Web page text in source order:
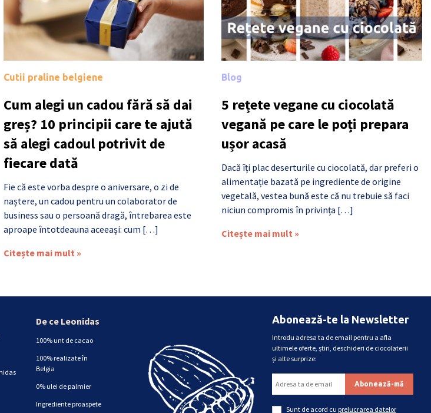
Cutii praline belgiene
Cum alegi un cadou fără să dai
greș? 10 principii care te ajută
să alegi cadoul potrivit de
fiecare dată
Fie că este vorba despre o aniversare, o zi de
naștere, un cadou pentru un colaborator de
business sau o persoană dragă, întrebarea este
aproape întotdeauna aceeași: cum […]
Citește mai mult »
Blog
5 rețete vegane cu ciocolată
vegană pe care le poți prepara
ușor acasă
Dacă îți plac deserturile cu ciocolată, dar preferi o
alimentație bazată pe ingrediente de origine
vegetală, vestea bună este că nu trebuie să faci
niciun compromis în privința […]
Citește mai mult »
De ce Leonidas
100% unt de cacao
100% realizate în
Belgia
0% ulei de palmier
Ingrediente proaspete
Abonează-te la Newsletter
Introdu adresa ta de email pentru a afla
ultimele oferte, știri, deschideri de ciocolaterii
și alte surprize:
Sunt de acord cu prelucrarea datelor